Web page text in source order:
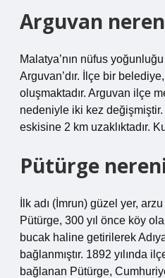
Arguvan
Malatya’nın nüfus
Arguvan’dır. İlçe bir
oluşmaktadır. Arguvan ilçe
nedeniyle iki kez
eskisine 2 km uzaklıktadır.
Pütürge
İlk adı (İmrun) güzel yer,
Pütürge, 300 yıl önce köy
bucak haline getirilerek
bağlanmıştır. 1892 yılında
bağlanan Pütürge,